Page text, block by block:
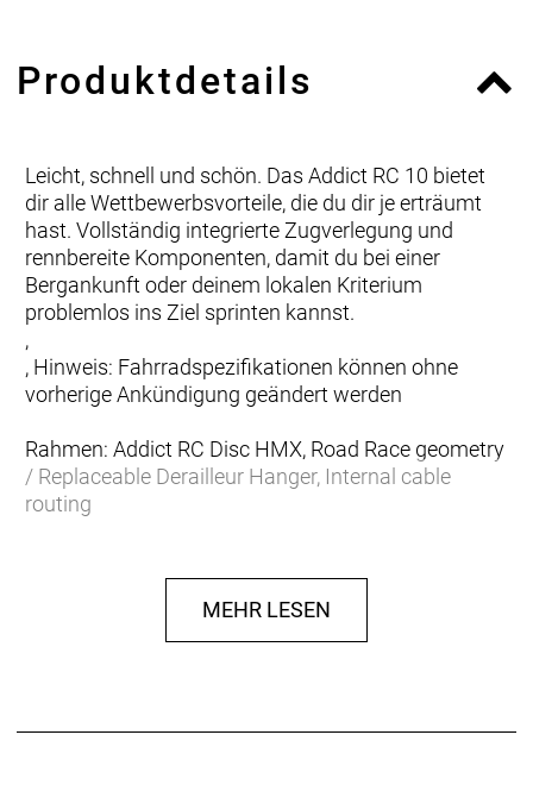
Produktdetails
Leicht, schnell und schön. Das Addict RC 10 bietet
dir alle Wettbewerbsvorteile, die du dir je erträumt
hast. Vollständig integrierte Zugverlegung und
rennbereite Komponenten, damit du bei einer
Bergankunft oder deinem lokalen Kriterium
problemlos ins Ziel sprinten kannst.
,
, Hinweis: Fahrradspezifikationen können ohne
vorherige Ankündigung geändert werden
Rahmen: Addict RC Disc HMX, Road Race geometry
/ Replaceable Derailleur Hanger, Internal cable
routing
Schaltwerk: SRAM FORCE eTap AXS, 24 Speed
Electronic Shift System
Schalthebel: SRAM FORCE eTap AXS HRD Shift-
MEHR LESEN